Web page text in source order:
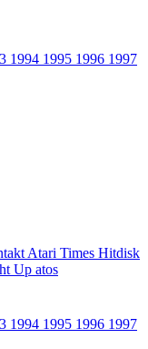
1994 1995 1996 1997
Atari Times Hitdisk
Up atos
1994 1995 1996 1997